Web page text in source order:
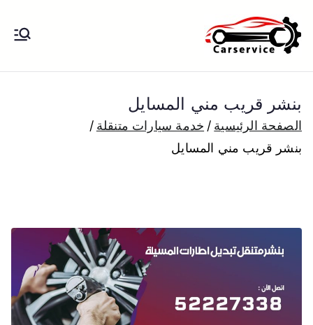
إلى
المحتوى
الكويت
بنشر متنقل الكويت كهرباء وبنشر تبديل
بارخص الاسعار
بنشر قريب مني المسايل
الصفحة الرئيسية
خدمة سيارات متنقلة
بنشر قريب مني المسايل